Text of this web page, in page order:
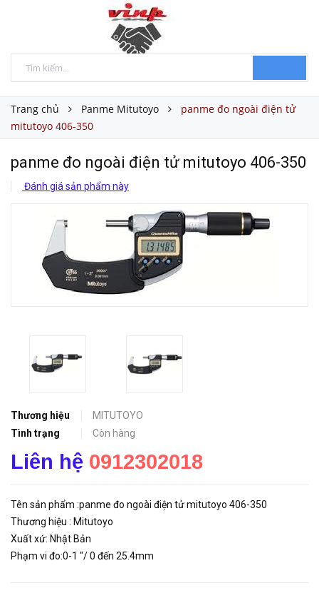
Trang chủ Panme Mitutoyo
panme đo ngoài điện tử
mitutoyo 406-350
panme đo ngoài điện tử mitutoyo 406-350
Đánh giá sản phẩm này
Thương hiệu
MITUTOYO
Tình trạng
Còn hàng
Liên hệ 0912302018
Tên sản phẩm :panme đo ngoài điện tử mitutoyo 406-350
Thương hiệu : Mitutoyo
Xuất xứ: Nhật Bản
Phạm vi đo:0-1 "/ 0 đến 25.4mm